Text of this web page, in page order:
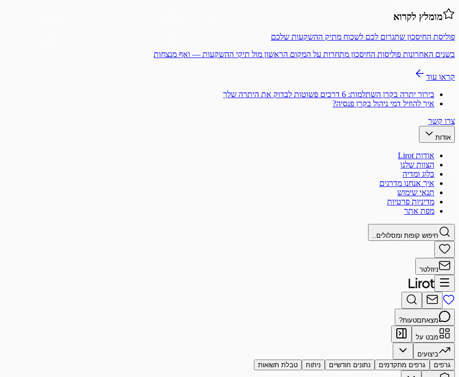
מומלץ לקרוא
פוליסת החיסכון שתגרום לכם לשכוח מתיק ההשקעות שלכם
בשנים האחרונות פוליסות החיסכון מתחרות על המקום הראשון מול תיקי ההשקעות — ואף מנצחות
קראו עוד
בירור יתרה בקרן השתלמות: 6 דרכים פשוטות לבדוק את היתרה שלך
איך להוזיל דמי ניהול בקרן פנסיה?
צרו קשר
אודות
אודות Lirot
הצוות שלנו
בלוג ומדיה
איך אנחנו מדרגים
תנאי שימוש
מדיניות פרטיות
מפת אתר
חיפוש קופות ומסלולים..
ניוזלטר
מצאתםטעות?
מבט על
ביצועים
גרפים
גרפים מתקדמים נתונים חודשיים ניתוח טבלת תשואות